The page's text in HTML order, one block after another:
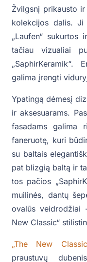
Žvilgsnį prikausto
kolekcijos dalis. Ji
„Laufen“ sukurtos
tačiau vizualiai
„SaphirKeramik“.
galima įrengti
Ypatingą dėmesį
ir aksesuarams.
fasadams galima
faneruotę, kuri
su baltais
pat blizgią baltą ir
tos pačios
muilinės, dantų
ovalūs veidrodžiai
New Classic“
„The New
praustuvų